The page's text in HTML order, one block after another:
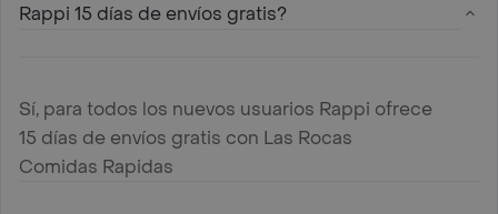
Rappi 15 días de envíos gratis?
Sí, para todos los nuevos usuarios Rappi ofrece
15 días de envíos gratis con Las Rocas
Comidas Rapidas